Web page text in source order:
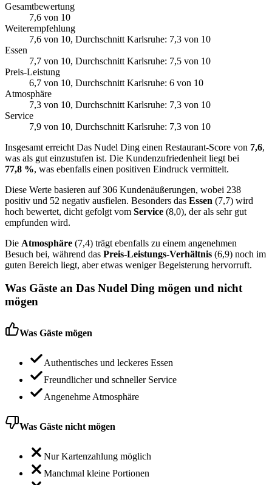
Gesamtbewertung
7,6 von 10
Weiterempfehlung
7,6 von 10, Durchschnitt Karlsruhe: 7,3 von 10
Essen
7,7 von 10, Durchschnitt Karlsruhe: 7,5 von 10
Preis-Leistung
6,7 von 10, Durchschnitt Karlsruhe: 6 von 10
Atmosphäre
7,3 von 10, Durchschnitt Karlsruhe: 7,3 von 10
Service
7,9 von 10, Durchschnitt Karlsruhe: 7,3 von 10
Insgesamt erreicht Das Nudel Ding einen Restaurant-Score von 7,6,
was als gut einzustufen ist. Die Kundenzufriedenheit liegt bei
77,8 %, was ebenfalls einen positiven Eindruck vermittelt.
Diese Werte basieren auf 306 Kundenäußerungen, wobei 238
positiv und 52 negativ ausfielen. Besonders das Essen (7,7) wird
hoch bewertet, dicht gefolgt vom Service (8,0), der als sehr gut
empfunden wird.
Die Atmosphäre (7,4) trägt ebenfalls zu einem angenehmen
Besuch bei, während das Preis-Leistungs-Verhältnis (6,9) noch im
guten Bereich liegt, aber etwas weniger Begeisterung hervorruft.
Was Gäste an Das Nudel Ding mögen und nicht
mögen
Was Gäste mögen
Authentisches und leckeres Essen
Freundlicher und schneller Service
Angenehme Atmosphäre
Was Gäste nicht mögen
Nur Kartenzahlung möglich
Manchmal kleine Portionen